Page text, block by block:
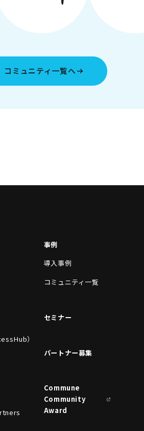
コミュニティ一覧へ
）
事例
導入事例
コミュニティ一覧
セミナー
パートナー募集
Commune
Community
Award